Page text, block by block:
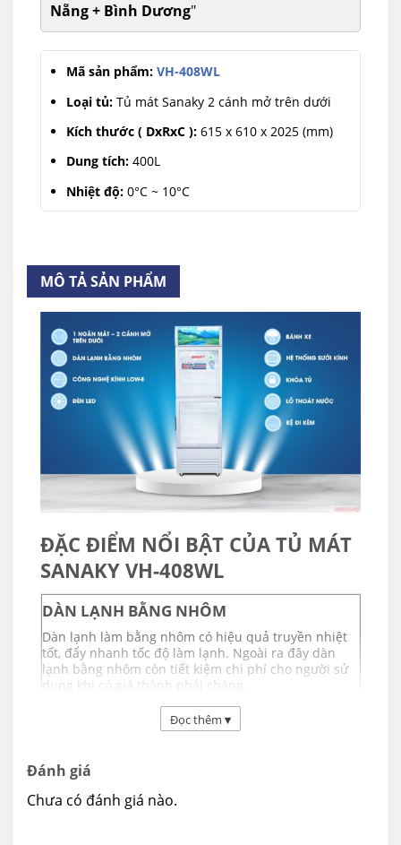
Nẵng + Bình Dương"
Mã sản phẩm:VH-408WL
Loại tủ: Tủ mát Sanaky 2 cánh mở trên dưới
Kích thước ( DxRxC ):615 x 610 x 2025 (mm)
Dung tích:400L
Nhiệt độ: 0°C ~ 10°C
MÔ TẢ SẢN PHẨM
ĐẶC ĐIỂM NỔI BẬT CỦA TỦ MÁT
SANAKY VH-408WL
DÀN LẠNH BẰNG NHÔM
Dàn lạnh làm bằng nhôm có hiệu quả truyền nhiệt
tốt, đẩy nhanh tốc độ làm lạnh. Ngoài ra đây dàn
lạnh bằng nhôm còn tiết kiệm chi phí cho người sử
dụng khi có giá thành phải chăng.
Đọc thêm ▾
Đánh giá
Chưa có đánh giá nào.